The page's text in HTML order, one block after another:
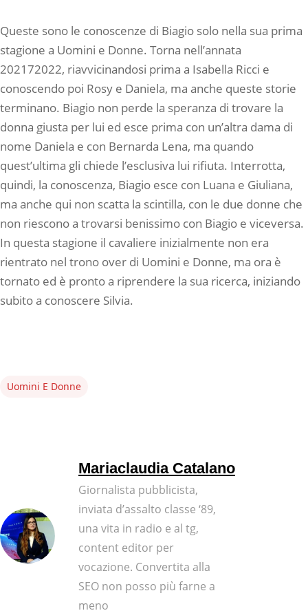
Queste sono le conoscenze di Biagio solo nella sua prima
stagione a Uomini e Donne. Torna nell’annata
202172022, riavvicinandosi prima a Isabella Ricci e
conoscendo poi Rosy e Daniela, ma anche queste storie
terminano. Biagio non perde la speranza di trovare la
donna giusta per lui ed esce prima con un’altra dama di
nome Daniela e con Bernarda Lena, ma quando
quest’ultima gli chiede l’esclusiva lui rifiuta. Interrotta,
quindi, la conoscenza, Biagio esce con Luana e Giuliana,
ma anche qui non scatta la scintilla, con le due donne che
non riescono a trovarsi benissimo con Biagio e viceversa.
In questa stagione il cavaliere inizialmente non era
rientrato nel trono over di Uomini e Donne, ma ora è
tornato ed è pronto a riprendere la sua ricerca, iniziando
subito a conoscere Silvia.
Uomini E Donne
Mariaclaudia Catalano
Giornalista pubblicista,
inviata d’assalto classe ‘89,
una vita in radio e al tg,
content editor per
vocazione. Convertita alla
SEO non posso più farne a
meno